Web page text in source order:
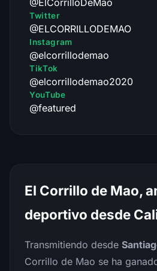
Twitter
@ELCORRILLODEMAO
Instagram
@elcorrillodemao
TikTok
@elcorrillodemao2020
YouTube
@featured
El Corrillo de Mao,
deportivo desde
Transmitiendo desde
Corrillo de Mao se ha